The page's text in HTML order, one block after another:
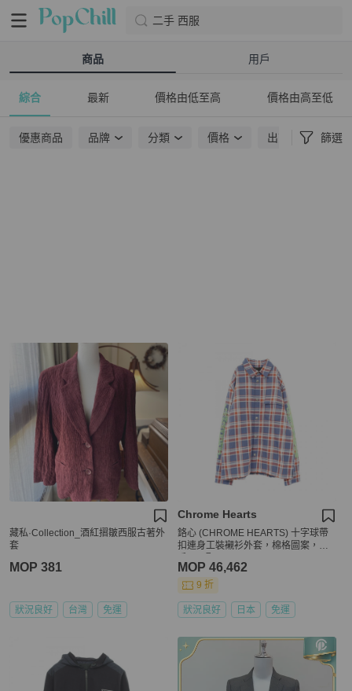
二手 西服
商品 用戶
綜合 最新 價格由低至高 價格由高至低
優惠商品 品牌 分類 價格 出貨地點 篩選
藏私·Collection_酒紅摺皺西服古著外
套
MOP 381
狀況良好 台灣 免運
Chrome Hearts
鉻心 (CHROME HEARTS) 十字球帶
扣連身工裝襯衫外套，棉格圖案，二
MOP 46,462
9 折
狀況良好 日本 免運